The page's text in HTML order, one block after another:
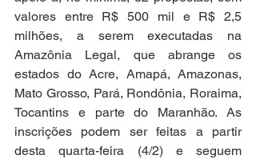
valores entre R$ 500 mil e R$ 2,5
milhões, a serem executadas na
Amazônia Legal, que abrange os
estados do Acre, Amapá, Amazonas,
Mato Grosso, Pará, Rondônia, Roraima,
Tocantins e parte do Maranhão. As
inscrições podem ser feitas a partir
desta quarta-feira (4/2) e seguem